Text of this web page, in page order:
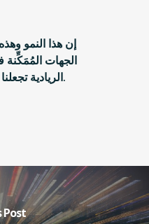
إن هذا النمو
الجهات
الريادية تجعلنا نتطلع بفخر لكل ماهو قادم.
Post